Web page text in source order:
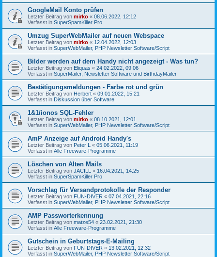
GoogleMail Konto prüfen
Letzter Beitrag von mirko « 08.06.2022, 12:12
Verfasst in SuperSpamKiller Pro
Umzug SuperWebMailer auf neuen Webspace
Letzter Beitrag von mirko « 12.04.2022, 12:03
Verfasst in SuperWebMailer, PHP Newsletter Software/Script
Bilder werden auf dem Handy nicht angezeigt - Was tun?
Letzter Beitrag von Eliquas « 24.02.2022, 09:06
Verfasst in SuperMailer, Newsletter Software und BirthdayMailer
Bestätigungsmeldungen - Farbe rot und grün
Letzter Beitrag von Herbert « 09.01.2022, 15:21
Verfasst in Diskussion über Software
1&1/ionos SQL-Fehler
Letzter Beitrag von mirko « 08.10.2021, 12:01
Verfasst in SuperWebMailer, PHP Newsletter Software/Script
AmP Anzeige auf Android Handy's
Letzter Beitrag von Peter L « 05.06.2021, 11:19
Verfasst in Alle Freeware-Programme
Löschen von Alten Mails
Letzter Beitrag von JACILL « 16.04.2021, 14:25
Verfasst in SuperSpamKiller Pro
Vorschlag für Versandprotokolle der Responder
Letzter Beitrag von FUN-DIVER « 07.04.2021, 22:16
Verfasst in SuperWebMailer, PHP Newsletter Software/Script
AMP Passworterkennung
Letzter Beitrag von matze54 « 23.02.2021, 21:30
Verfasst in Alle Freeware-Programme
Gutschein in Geburtstags-E-Mailing
Letzter Beitrag von FUN-DIVER « 13.02.2021, 12:32
Verfasst in SuperWebMailer, PHP Newsletter Software/Script